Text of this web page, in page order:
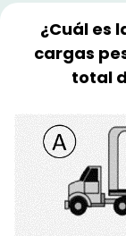
¿Cuál es
cargas
total